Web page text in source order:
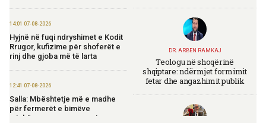
14:01 07-08-2026
Hyjnë në fuqi ndryshimet e Kodit
Rrugor, kufizime për shoferët e
rinj dhe gjoba më të larta
12:41 07-08-2026
Salla: Mbështetje më e madhe
për fermerët e bimëve
mjekësore nga programi
DR. ARBEN RAMKAJ
Teologu në shoqërinë
shqiptare: ndërmjet formimit
fetar dhe angazhimit publik